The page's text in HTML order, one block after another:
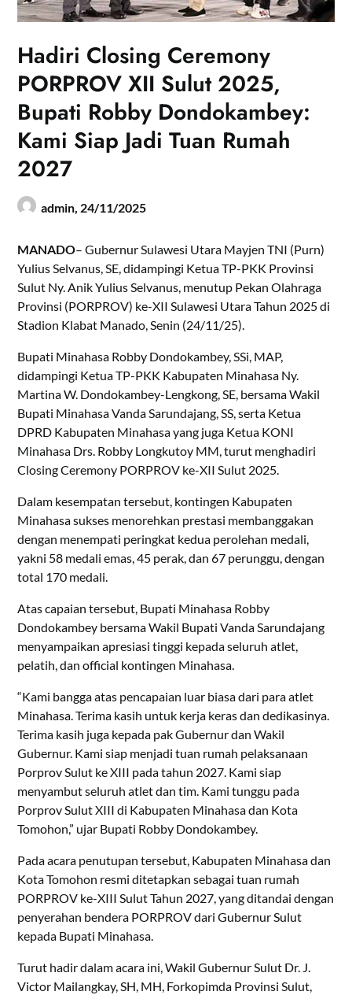
Hadiri Closing Ceremony
PORPROV XII Sulut 2025,
Bupati Robby Dondokambey:
Kami Siap Jadi Tuan Rumah
2027
admin, 24/11/2025
MANADO– Gubernur Sulawesi Utara Mayjen TNI (Purn)
Yulius Selvanus, SE, didampingi Ketua TP-PKK Provinsi
Sulut Ny. Anik Yulius Selvanus, menutup Pekan Olahraga
Provinsi (PORPROV) ke-XII Sulawesi Utara Tahun 2025 di
Stadion Klabat Manado, Senin (24/11/25).
Bupati Minahasa Robby Dondokambey, SSi, MAP,
didampingi Ketua TP-PKK Kabupaten Minahasa Ny.
Martina W. Dondokambey-Lengkong, SE, bersama Wakil
Bupati Minahasa Vanda Sarundajang, SS, serta Ketua
DPRD Kabupaten Minahasa yang juga Ketua KONI
Minahasa Drs. Robby Longkutoy MM, turut menghadiri
Closing Ceremony PORPROV ke-XII Sulut 2025.
Dalam kesempatan tersebut, kontingen Kabupaten
Minahasa sukses menorehkan prestasi membanggakan
dengan menempati peringkat kedua perolehan medali,
yakni 58 medali emas, 45 perak, dan 67 perunggu, dengan
total 170 medali.
Atas capaian tersebut, Bupati Minahasa Robby
Dondokambey bersama Wakil Bupati Vanda Sarundajang
menyampaikan apresiasi tinggi kepada seluruh atlet,
pelatih, dan official kontingen Minahasa.
“Kami bangga atas pencapaian luar biasa dari para atlet
Minahasa. Terima kasih untuk kerja keras dan dedikasinya.
Terima kasih juga kepada pak Gubernur dan Wakil
Gubernur. Kami siap menjadi tuan rumah pelaksanaan
Porprov Sulut ke XIII pada tahun 2027. Kami siap
menyambut seluruh atlet dan tim. Kami tunggu pada
Porprov Sulut XIII di Kabupaten Minahasa dan Kota
Tomohon,” ujar Bupati Robby Dondokambey.
Pada acara penutupan tersebut, Kabupaten Minahasa dan
Kota Tomohon resmi ditetapkan sebagai tuan rumah
PORPROV ke-XIII Sulut Tahun 2027, yang ditandai dengan
penyerahan bendera PORPROV dari Gubernur Sulut
kepada Bupati Minahasa.
Turut hadir dalam acara ini, Wakil Gubernur Sulut Dr. J.
Victor Mailangkay, SH, MH, Forkopimda Provinsi Sulut,